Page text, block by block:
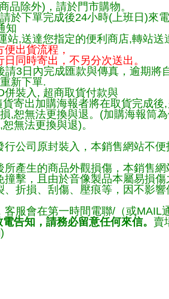
除外)，請於門市購物。
於下單完成後24小時(上班日)來
知
站,送達您指定的便利商店,轉站
出貨流程，
同時寄出，不另分次送出。
3日內完成匯款與傳真，逾期
新下單.
併裝入, 超商取貨付款與
寄出加購海報者將在取貨完成
,恕無法更換與退。(加購海報筒
無法更換與退)。
公司原封裝入，本銷售網站不
產生的商品外觀損傷，本銷售網
擊，且由於音像製品本屬易損
折損、刮傷、壓痕等，因不影
服會在第一時間電聯/（或MAIL
告知，請務必留意任何來信。 賣